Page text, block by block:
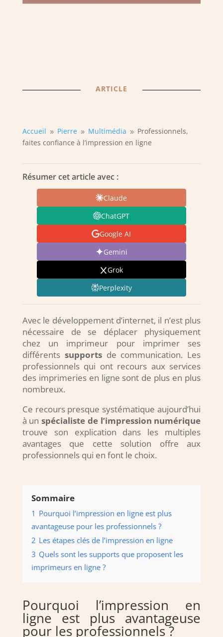
ARTICLE
Accueil 9 Pierre 9 Multimédia 9 Professionnels,
faites confiance à l’impression en ligne
Résumer cet article avec :
Claude
ChatGPT
Google AI
Gemini
Grok
Perplexity
Avec le développement d’internet, il n’est plus
nécessaire de se déplacer physiquement
chez un imprimeur pour imprimer ses
différents supportsde communication. Les
professionnels qui ont recours aux services
des imprimeries en ligne sont de plus en plus
nombreux.
Ce recours presque systématique aujourd’hui
à unspécialiste de l’impression numérique
trouve son explication dans les multiples
avantages que cette solution offre aux
professionnels qui en font le choix.
Sommaire
1 Pourquoi l’impression en ligne est plus
avantageuse pour les professionnels ?
2 Les étapes clés de l’impression en ligne
3 Quels sont les supports que proposent les
imprimeurs en ligne ?
Pourquoi l’impression en
ligne est plus avantageuse
pour les professionnels ?